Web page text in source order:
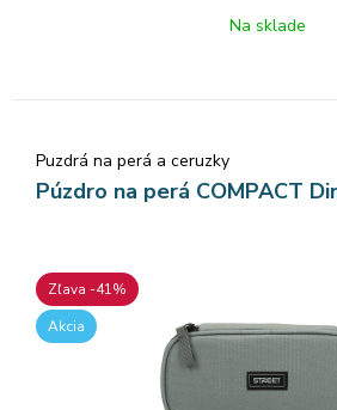
Na sklade
Puzdrá na perá a ceruzky
Púzdro na perá COMPACT
Zľava -41%
Akcia